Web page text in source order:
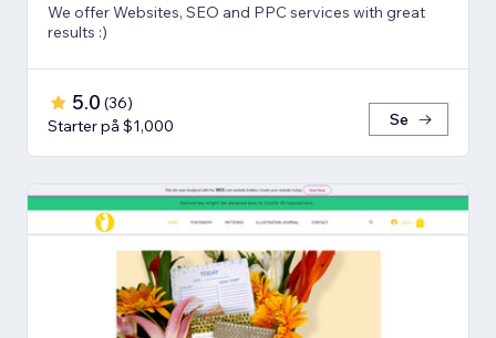
We offer Websites, SEO and PPC services with great
results :)
5.0 (36)
Starter på $1,000
Se